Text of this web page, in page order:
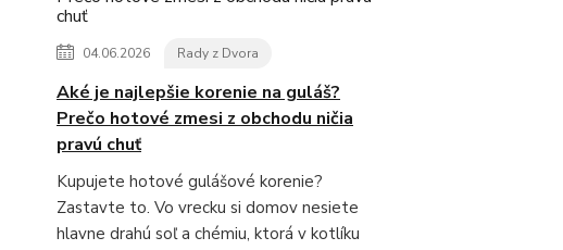
04.06.2026 Rady z Dvora
Aké je najlepšie korenie na guláš?
Prečo hotové zmesi z obchodu ničia
pravú chuť
Kupujete hotové gulášové korenie?
Zastavte to. Vo vrecku si domov nesiete
hlavne drahú soľ a chémiu, ktorá v kotlíku